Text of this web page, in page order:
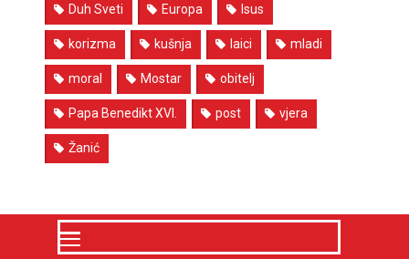
Duh Sveti Europa Isus
korizma kušnja laici mladi
moral Mostar obitelj
Papa Benedikt XVI. post vjera
Žanić